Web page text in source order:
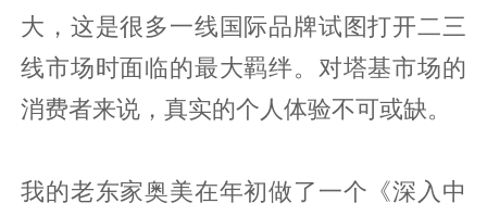
大，这是很多一线国际品牌试图打开二三
线市场时面临的最大羁绊。对塔基市场的
消费者来说，真实的个人体验不可或缺。
我的老东家奥美在年初做了一个《深入中